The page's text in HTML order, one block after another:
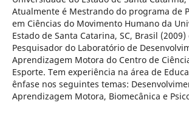
Atualmente é Mestrando do programa de
em Ciências do Movimento Humano da
Estado de Santa Catarina, SC, Brasil
Pesquisador do Laboratório de
Aprendizagem Motora do Centro de
Esporte. Tem experiência na área de
ênfase nos seguintes temas:
Aprendizagem Motora, Biomecânica e